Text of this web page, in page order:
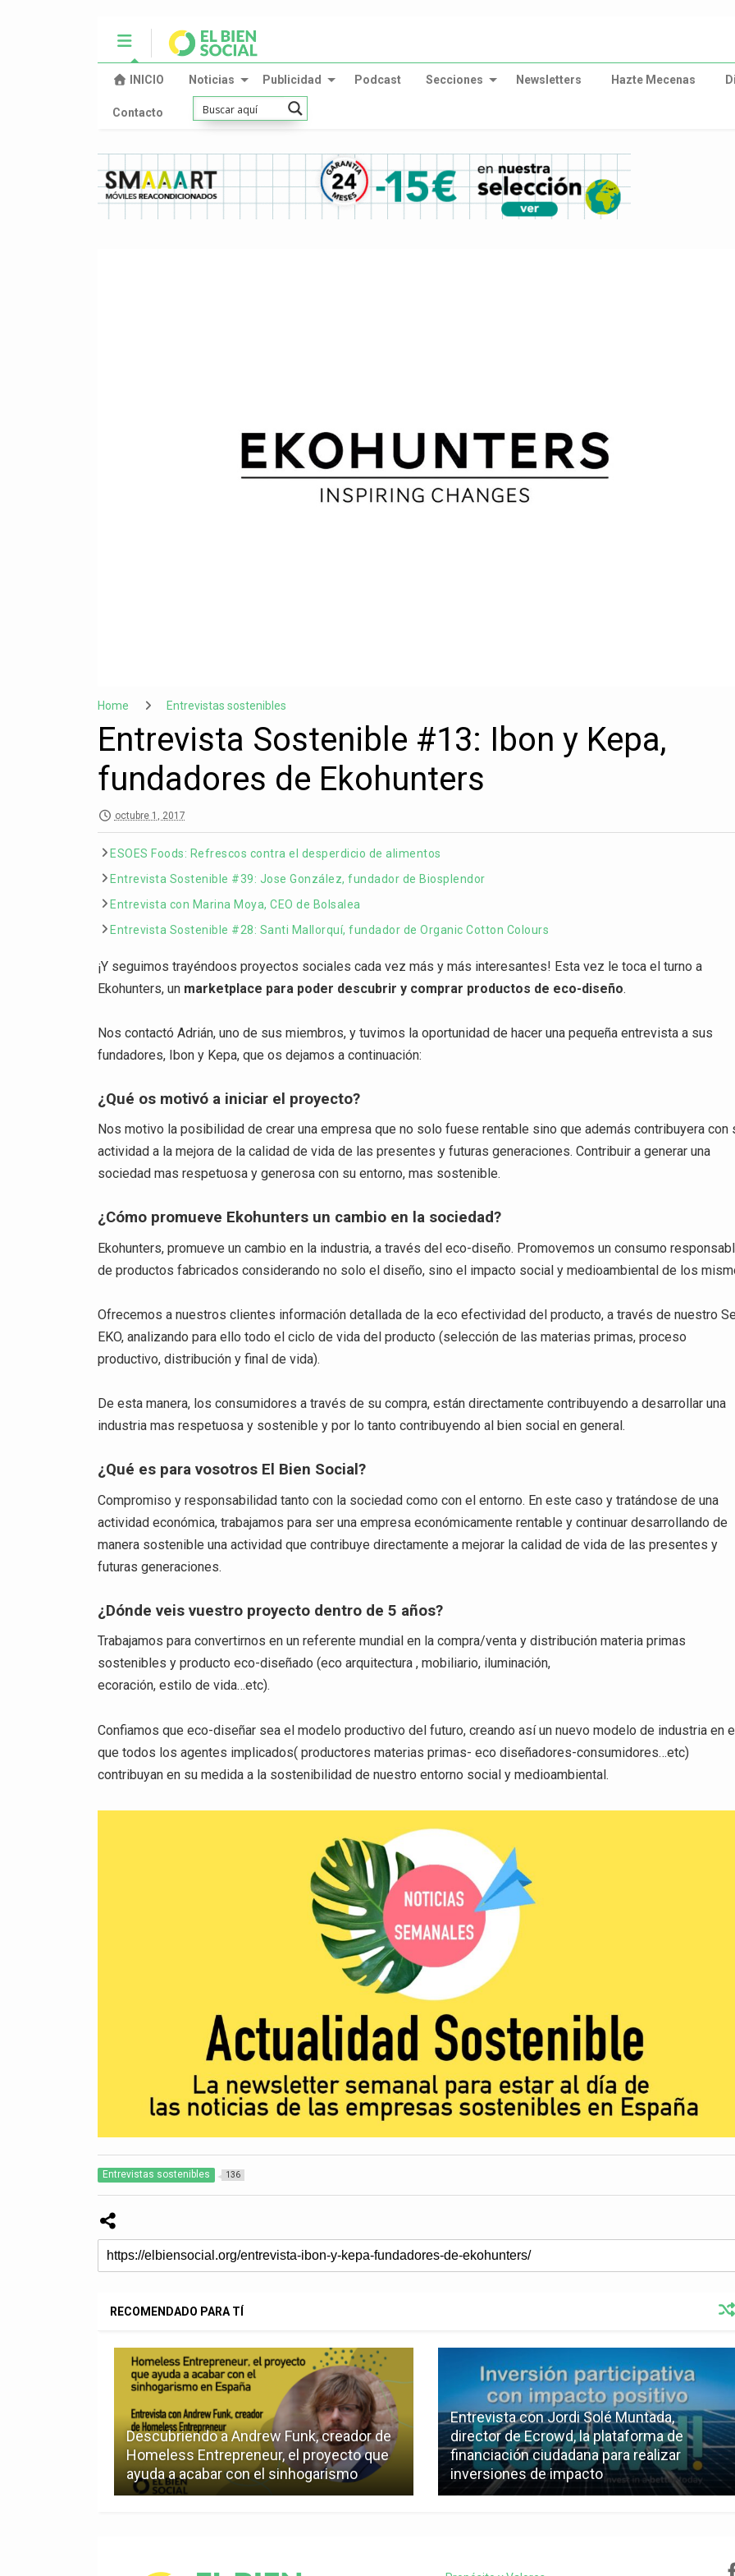
INICIO Noticias Publicidad Podcast Secciones Newsletters Hazte Mecenas
Contacto
Home Entrevistas sostenibles
Entrevista Sostenible #13: Ibon y Kepa,
fundadores de Ekohunters
octubre 1, 2017
ESOES Foods: Refrescos contra el desperdicio de alimentos
Entrevista Sostenible #39: Jose González, fundador de Biosplendor
Entrevista con Marina Moya, CEO de Bolsalea
Entrevista Sostenible #28: Santi Mallorquí, fundador de Organic Cotton Colours
¡Y seguimos trayéndoos proyectos sociales cada vez más y más interesantes! Esta vez le toca el turno a
Ekohunters, un marketplace para poder descubrir y comprar productos de eco-diseño.
Nos contactó Adrián, uno de sus miembros, y tuvimos la oportunidad de hacer una pequeña entrevista a sus
fundadores, Ibon y Kepa, que os dejamos a continuación:
¿Qué os motivó a iniciar el proyecto?
Nos motivo la posibilidad de crear una empresa que no solo fuese rentable sino que además contribuyera con
actividad a la mejora de la calidad de vida de las presentes y futuras generaciones. Contribuir a generar una
sociedad mas respetuosa y generosa con su entorno, mas sostenible.
¿Cómo promueve Ekohunters un cambio en la sociedad?
Ekohunters, promueve un cambio en la industria, a través del eco-diseño. Promovemos un consumo
de productos fabricados considerando no solo el diseño, sino el impacto social y medioambiental de los
Ofrecemos a nuestros clientes información detallada de la eco efectividad del producto, a través de nuestro
EKO, analizando para ello todo el ciclo de vida del producto (selección de las materias primas, proceso
productivo, distribución y final de vida).
De esta manera, los consumidores a través de su compra, están directamente contribuyendo a desarrollar una
industria mas respetuosa y sostenible y por lo tanto contribuyendo al bien social en general.
¿Qué es para vosotros El Bien Social?
Compromiso y responsabilidad tanto con la sociedad como con el entorno. En este caso y tratándose de una
actividad económica, trabajamos para ser una empresa económicamente rentable y continuar desarrollando de
manera sostenible una actividad que contribuye directamente a mejorar la calidad de vida de las presentes y
futuras generaciones.
¿Dónde veis vuestro proyecto dentro de 5 años?
Trabajamos para convertirnos en un referente mundial en la compra/venta y distribución materia primas
sostenibles y producto eco-diseñado (eco arquitectura , mobiliario, iluminación,
ecoración, estilo de vida…etc).
Confiamos que eco-diseñar sea el modelo productivo del futuro, creando así un nuevo modelo de industria en
que todos los agentes implicados( productores materias primas- eco diseñadores-consumidores…etc)
contribuyan en su medida a la sostenibilidad de nuestro entorno social y medioambiental.
Entrevistas sostenibles 136
RECOMENDADO PARA TÍ
Descubriendo a Andrew Funk, creador de
Homeless Entrepreneur, el proyecto que
ayuda a acabar con el sinhogarismo
Entrevista con Jordi Solé Muntada,
director de Ecrowd, la plataforma de
financiación ciudadana para realizar
inversiones de impacto